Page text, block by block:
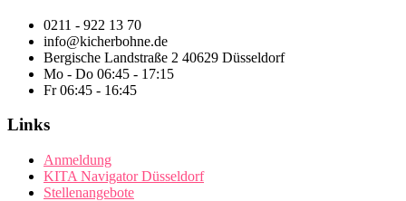
0211 - 922 13 70
info@kicherbohne.de
Bergische Landstraße 2 40629 Düsseldorf
Mo - Do 06:45 - 17:15
Fr 06:45 - 16:45
Links
Anmeldung
KITA Navigator Düsseldorf
Stellenangebote